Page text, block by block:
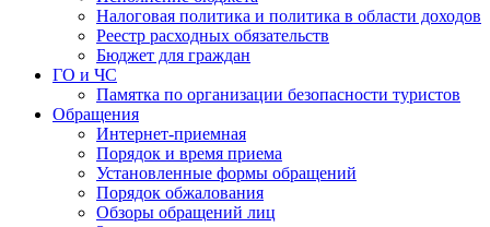
Налоговая политика и политика в области доходов
Реестр расходных обязательств
Бюджет для граждан
ГО и ЧС
Памятка по организации безопасности туристов
Обращения
Интернет-приемная
Порядок и время приема
Установленные формы обращений
Порядок обжалования
Обзоры обращений лиц